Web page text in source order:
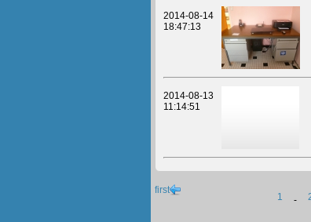
2014-08-14
18:47:13
2014-08-13
11:14:51
first
1 -